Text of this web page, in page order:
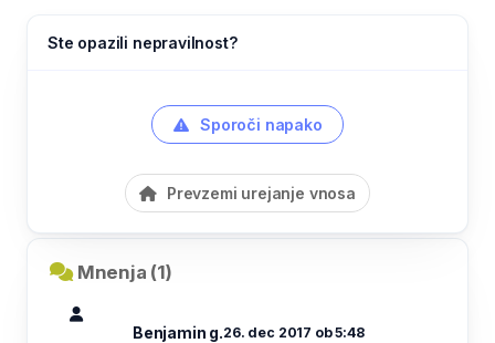
Ste opazili nepravilnost?
Sporoči napako
Prevzemi urejanje vnosa
Mnenja (1)
Benjamin g.26. dec 2017 ob 5:48